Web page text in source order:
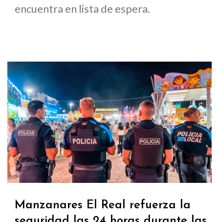
encuentra en lista de espera.
Manzanares El Real refuerza la